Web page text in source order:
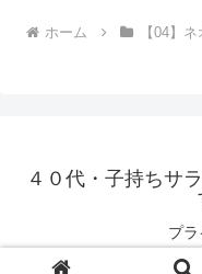
ホーム 【04】
４０代・子持ちサ
プ